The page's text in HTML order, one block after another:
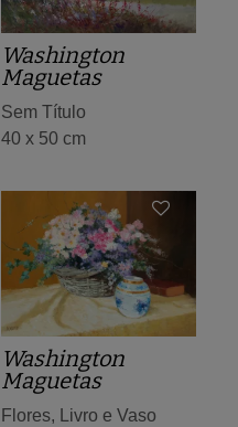
Washington
Maguetas
Sem Título
40 x 50 cm
Washington
Maguetas
Flores, Livro e Vaso